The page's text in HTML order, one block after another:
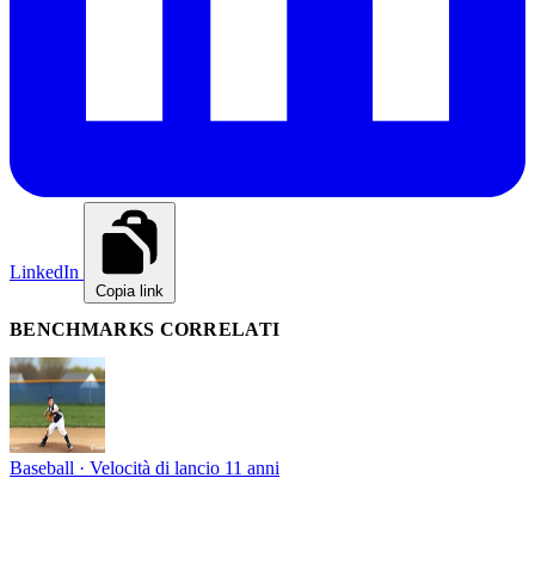
LinkedIn
Copia link
BENCHMARKS CORRELATI
Baseball · Velocità di lancio 11 anni